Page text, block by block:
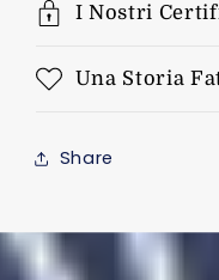
I Nostri
Una Storia
Share